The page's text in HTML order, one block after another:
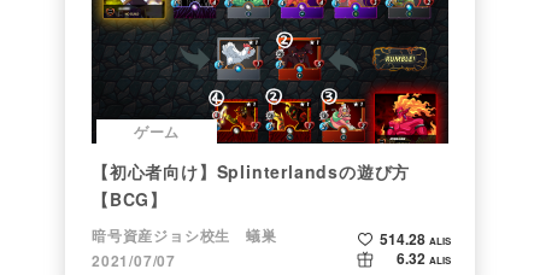
ゲーム
【初心者向け】Splinterlandsの遊び方
【BCG】
暗号資産ジョシ校生 蟻巣
2021/07/07
514.28 ALIS
6.32 ALIS